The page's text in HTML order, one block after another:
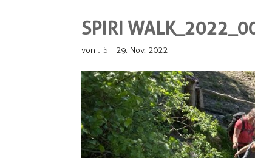
SPIRI
vonJ S | 29. Nov. 2022